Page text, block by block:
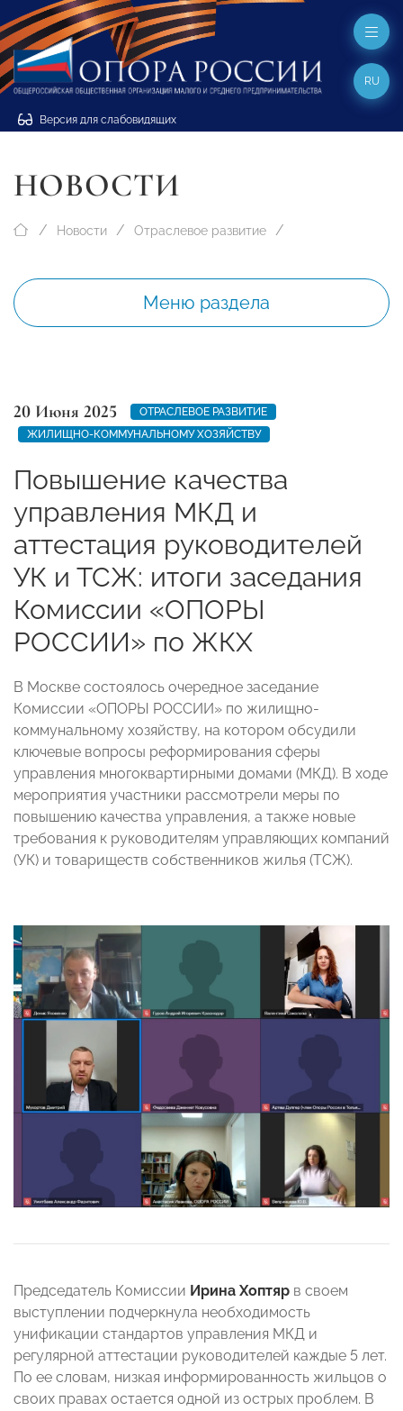
Версия для слабовидящих
RU
НОВОСТИ
Новости Отраслевое развитие
Меню раздела
20 Июня 2025
ОТРАСЛЕВОЕ РАЗВИТИЕ
ЖИЛИЩНО-КОММУНАЛЬНОМУ ХОЗЯЙСТВУ
Повышение качества
управления МКД и
аттестация руководителей
УК и ТСЖ: итоги заседания
Комиссии «ОПОРЫ
РОССИИ» по ЖКХ
В Москве состоялось очередное заседание
Комиссии «ОПОРЫ РОССИИ» по жилищно-
коммунальному хозяйству, на котором обсудили
ключевые вопросы реформирования сферы
управления многоквартирными домами (МКД). В ходе
мероприятия участники рассмотрели меры по
повышению качества управления, а также новые
требования к руководителям управляющих компаний
(УК) и товариществ собственников жилья (ТСЖ).
Председатель Комиссии Ирина Хоптяр в своем
выступлении подчеркнула необходимость
унификации стандартов управления МКД и
регулярной аттестации руководителей каждые 5 лет.
По ее словам, низкая информированность жильцов о
своих правах остается одной из острых проблем. В